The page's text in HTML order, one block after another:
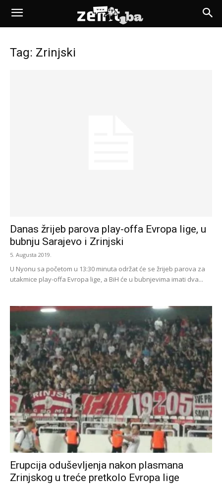
Tag: Zrinjski
Danas žrijeb parova play-offa Evropa lige, u
bubnju Sarajevo i Zrinjski
5. Augusta 2019.
U Nyonu sa početom u 13:30 minuta održat će se žrijeb parova za
utakmice play-offa Evropa lige, a BiH će u bubnjevima imati dva...
Erupcija oduševljenja nakon plasmana
Zrinjskog u treće pretkolo Evropa lige